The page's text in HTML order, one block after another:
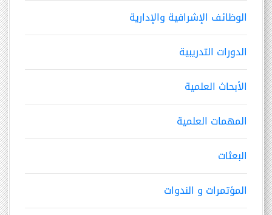
الوظائف الإشرافية والإدارية
الدورات التدريبية
الأبحاث العلمية
المهمات العلمية
البعثات
المؤتمرات و الندوات